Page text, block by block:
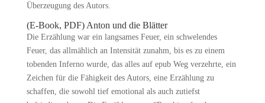
Überzeugung des Autors.
(E-Book, PDF) Anton und die Blätter
Die Erzählung war ein langsames Feuer, ein schwelendes
Feuer, das allmählich an Intensität zunahm, bis es zu einem
tobenden Inferno wurde, das alles auf epub Weg verzehrte, ein
Zeichen für die Fähigkeit des Autors, eine Erzählung zu
schaffen, die sowohl tief emotional als auch zutiefst